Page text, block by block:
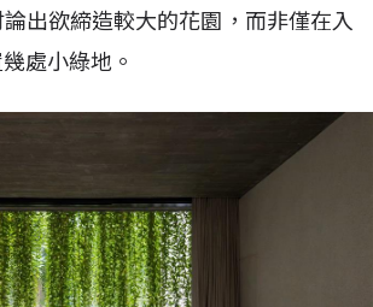
出欲締造較大的花園，而非僅在入
處小綠地。